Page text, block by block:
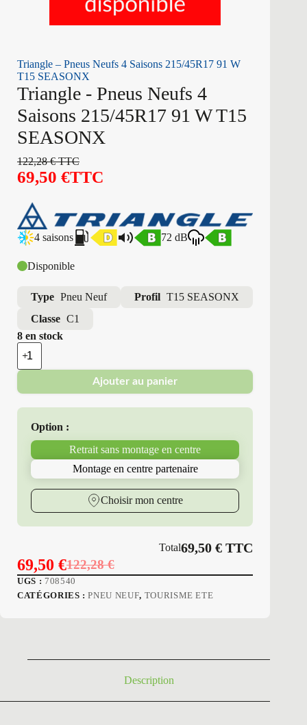
Triangle – Pneus Neufs 4 Saisons 215/45R17 91 W
T15 SEASONX
Triangle - Pneus Neufs 4
Saisons 215/45R17 91 W T15
SEASONX
122,28€TTC
69,50 €TTC
4 saisons 72 dB
Disponible
Type Pneu Neuf Profil T15 SEASONX
Classe C1
8 en stock
quantité
de
Triangle
Pneus
Neufs
Saisons
215/45R17
T15
SEASONX
Ajouter au panier
Option :
Retrait sans montage en centre
Montage en centre partenaire
Choisir mon centre
Total69,50€ TTC
122,28€
Le
prix
69,50 €Le
prix
UGS : 708540
CATÉGORIES :PNEU NEUF, TOURISME ETE
Description